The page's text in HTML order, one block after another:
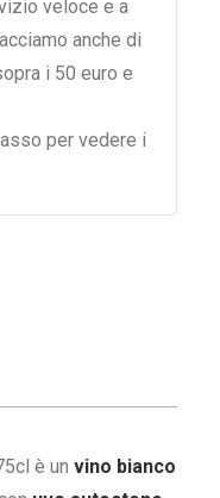
veloce e a
anche di
i 50 euro e
per vedere i
è un vino bianco